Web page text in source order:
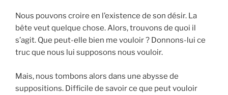
Nous pouvons croire en l’existence de son désir. La
bête veut quelque chose. Alors, trouvons de quoi il
s’agit. Que peut-elle bien me vouloir ? Donnons-lui ce
truc que nous lui supposons nous vouloir.
Mais, nous tombons alors dans une abysse de
suppositions. Difficile de savoir ce que peut vouloir